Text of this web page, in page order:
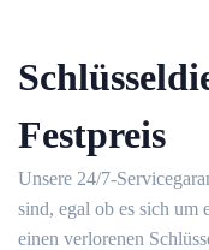
Festpreis
Unsere 24/7-
sind, egal ob es sich um
einen verlorenen